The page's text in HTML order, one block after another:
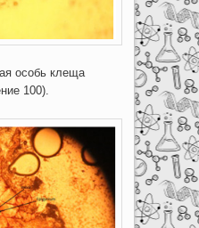
особь клеща
100).